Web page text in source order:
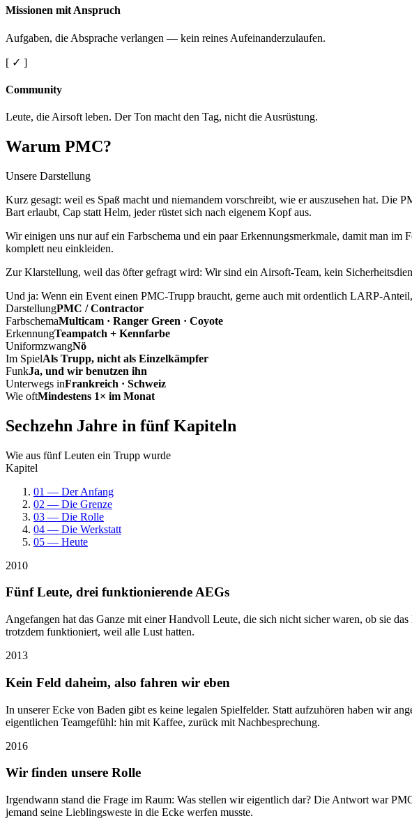
Missionen mit Anspruch
Aufgaben, die Absprache verlangen — kein reines Aufeinanderzulaufen.
[ ✓ ]
Community
Leute, die Airsoft leben. Der Ton macht den Tag, nicht die Ausrüstung.
Warum PMC?
Unsere Darstellung
Kurz gesagt: weil es Spaß macht und niemandem vorschreibt, wie er auszusehen hat.
Bart erlaubt, Cap statt Helm, jeder rüstet sich nach eigenem Kopf aus.
Wir einigen uns nur auf ein Farbschema und ein paar Erkennungsmerkmale, damit man
komplett neu einkleiden.
Zur Klarstellung, weil das öfter gefragt wird: Wir sind ein Airsoft-Team, kein
Und ja: Wenn ein Event einen PMC-Trupp braucht, gerne auch mit ordentlich LARP-
DarstellungPMC / Contractor
FarbschemaMulticam · Ranger Green · Coyote
ErkennungTeampatch + Kennfarbe
UniformzwangNö
Im SpielAls Trupp, nicht als Einzelkämpfer
FunkJa, und wir benutzen ihn
Unterwegs inFrankreich · Schweiz
Wie oftMindestens 1× im Monat
Sechzehn Jahre in fünf Kapiteln
Wie aus fünf Leuten ein Trupp wurde
Kapitel
01 — Der Anfang
02 — Die Grenze
03 — Die Rolle
04 — Die Werkstatt
05 — Heute
2010
Fünf Leute, drei funktionierende AEGs
Angefangen hat das Ganze mit einer Handvoll Leute, die sich nicht sicher waren, ob sie
trotzdem funktioniert, weil alle Lust hatten.
2013
Kein Feld daheim, also fahren wir eben
In unserer Ecke von Baden gibt es keine legalen Spielfelder. Statt aufzuhören haben wir
eigentlichen Teamgefühl: hin mit Kaffee, zurück mit Nachbesprechung.
2016
Wir finden unsere Rolle
Irgendwann stand die Frage im Raum: Was stellen wir eigentlich dar? Die Antwort war
jemand seine Lieblingsweste in die Ecke werfen musste.